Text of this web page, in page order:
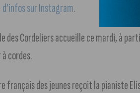
d’infos sur Instagram.
des Cordeliers accueille ce mardi, à
cordes.
français des jeunes reçoit la pianiste